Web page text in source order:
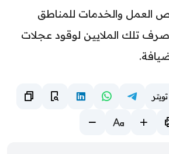
العمل والخدمات للمناطق
صرف تلك الملايين لوقود عجلات
تويتر